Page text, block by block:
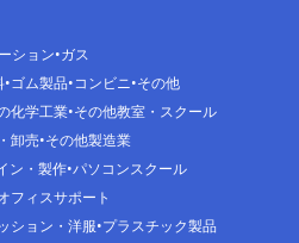
ション ガス
ゴム製品 コンビニ その他
化学工業 その他教室・スクール
卸売 その他製造業
ン・製作 パソコンスクール
フィスサポート
ション・洋服 プラスチック製品